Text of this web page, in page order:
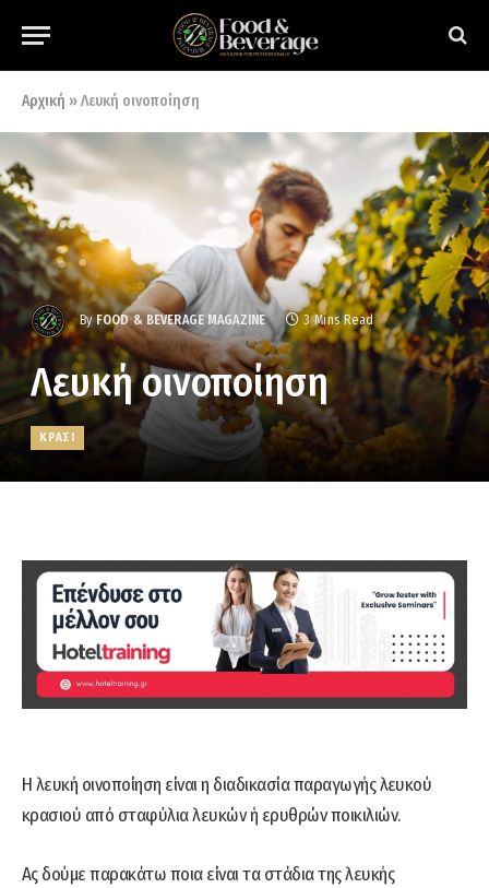
Αρχική »Λευκή οινοποίηση
By FOOD & BEVERAGE MAGAZINE 3 Mins Read
Λευκή οινοποίηση
ΚΡΑΣΙ
Η λευκή οινοποίηση είναι η διαδικασία παραγωγής λευκού
κρασιού από σταφύλια λευκών ή ερυθρών ποικιλιών.
Ας δούμε παρακάτω ποια είναι τα στάδια της λευκής